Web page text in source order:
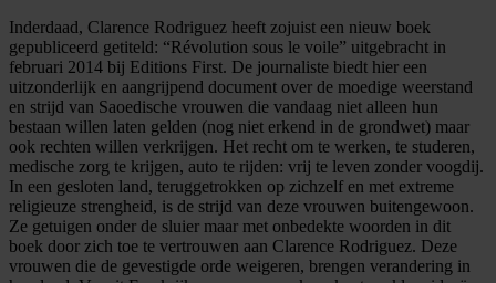
Inderdaad, Clarence Rodriguez heeft zojuist een nieuw boek
gepubliceerd getiteld: “Révolution sous le voile” uitgebracht in
februari 2014 bij Editions First. De journaliste biedt hier een
uitzonderlijk en aangrijpend document over de moedige weerstand
en strijd van Saoedische vrouwen die vandaag niet alleen hun
bestaan willen laten gelden (nog niet erkend in de grondwet) maar
ook rechten willen verkrijgen. Het recht om te werken, te studeren,
medische zorg te krijgen, auto te rijden: vrij te leven zonder voogdij.
In een gesloten land, teruggetrokken op zichzelf en met extreme
religieuze strengheid, is de strijd van deze vrouwen buitengewoon.
Ze getuigen onder de sluier maar met onbedekte woorden in dit
boek door zich toe te vertrouwen aan Clarence Rodriguez. Deze
vrouwen die de gevestigde orde weigeren, brengen verandering in